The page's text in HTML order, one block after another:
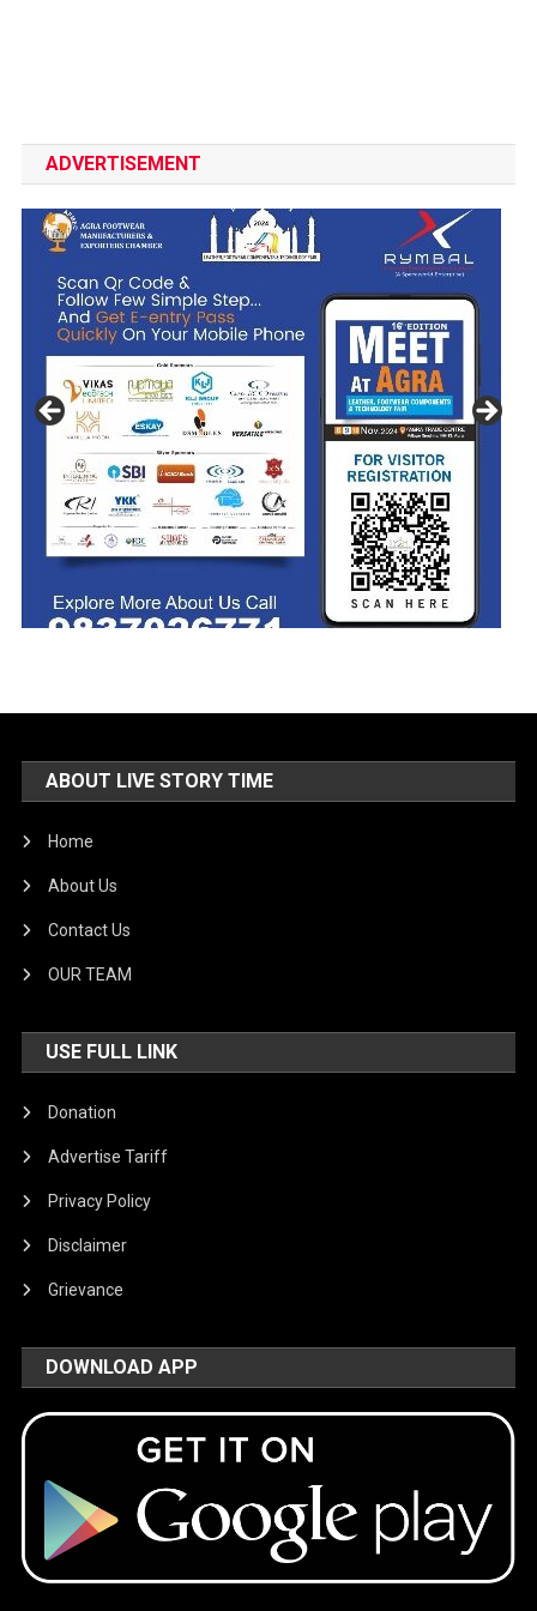
ADVERTISEMENT
ABOUT LIVE STORY TIME
Home
About Us
Contact Us
OUR TEAM
USE FULL LINK
Donation
Advertise Tariff
Privacy Policy
Disclaimer
Grievance
DOWNLOAD APP